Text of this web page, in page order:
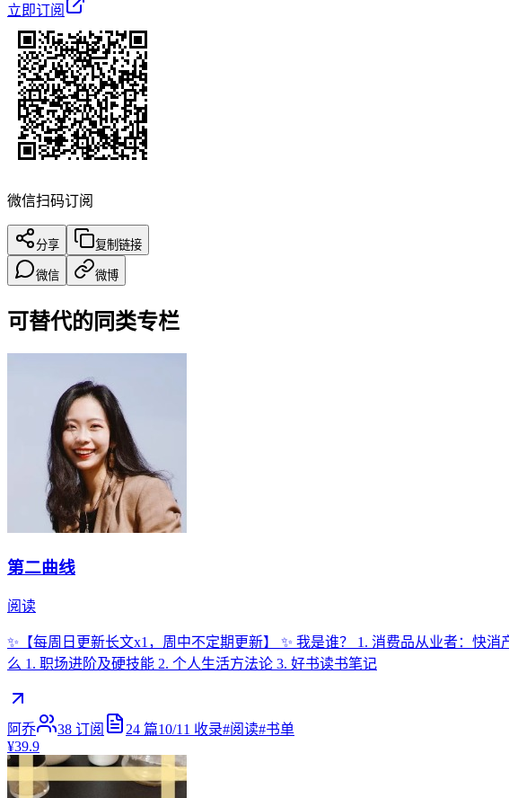
立即订阅
微信扫码订阅
分享 复制链接
微信 微博
可替代的同类专栏
第二曲线
阅读
✨【每周日更新长文x1，周中不定期更新】 ✨ 我是谁？ 1. 消费品从业者：快
么 1. 职场进阶及硬技能 2. 个人生活方法论 3. 好书读书笔记
阿乔 38 订阅 24 篇10/11 收录#阅读#书单
¥39.9